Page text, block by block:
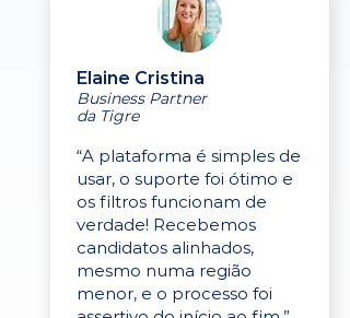
Elaine Cristina
Business Partner
da Tigre
“A plataforma é simples de
usar, o suporte foi ótimo e
os filtros funcionam de
verdade! Recebemos
candidatos alinhados,
mesmo numa região
menor, e o processo foi